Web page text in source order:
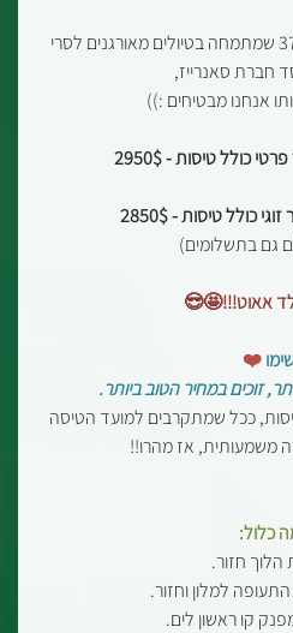
מאיר כותה בן 37 שמתמחה בטיולים מאורגנים לסרי
חברת סאנרייז,
אנחנו מבטיחים :))
כולל טיסות - 2950$
כולל טיסות - 2850$
גם בתשלומים)
אאוט!!!🤩😎
❤️
זוכים במחיר הטוב ביותר.
ככל שמתקרבים למועד הטיסה
משמעותית, אז מהרו!!
כלול:
הלוך חזור.
למלון וחזור.
קו ראשון לים.